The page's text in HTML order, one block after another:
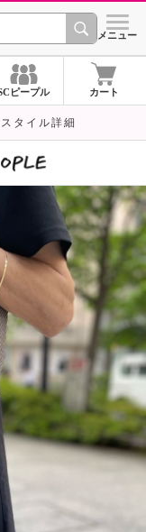
シメニュー
ピープル カート
タイル詳細